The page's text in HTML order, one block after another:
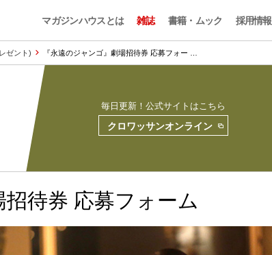
マガジンハウスとは 雑誌 書籍・ムック 採用情報
ゼント) 『永遠のジャンゴ』劇場招待券 応募フォー …
毎日更新！公式サイトはこちら
クロワッサンオンライン
招待券 応募フォーム